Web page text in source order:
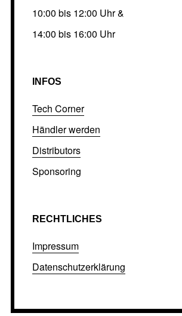
10:00 bis 12:00 Uhr &
14:00 bis 16:00 Uhr
INFOS
Tech Corner
Händler werden
Distributors
Sponsoring
RECHTLICHES
Impressum
Datenschutzerklärung